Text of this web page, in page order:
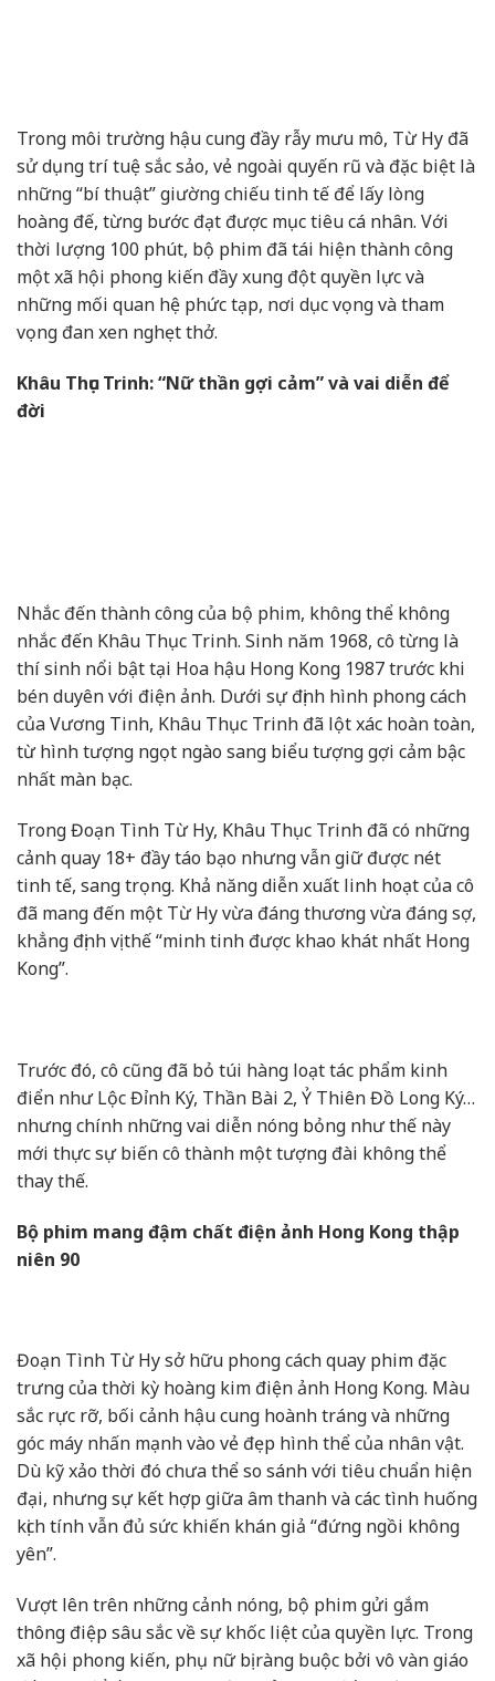
Trong môi trường hậu cung đầy rẫy mưu mô, Từ Hy đã
sử dụng trí tuệ sắc sảo, vẻ ngoài quyến rũ và đặc biệt là
những “bí thuật” giường chiếu tinh tế để lấy lòng
hoàng đế, từng bước đạt được mục tiêu cá nhân. Với
thời lượng 100 phút, bộ phim đã tái hiện thành công
một xã hội phong kiến đầy xung đột quyền lực và
những mối quan hệ phức tạp, nơi dục vọng và tham
vọng đan xen nghẹt thở.
Khâu Thục Trinh: “Nữ thần gợi cảm” và vai diễn để
đời
Nhắc đến thành công của bộ phim, không thể không
nhắc đến Khâu Thục Trinh. Sinh năm 1968, cô từng là
thí sinh nổi bật tại Hoa hậu Hong Kong 1987 trước khi
bén duyên với điện ảnh. Dưới sự định hình phong cách
của Vương Tinh, Khâu Thục Trinh đã lột xác hoàn toàn,
từ hình tượng ngọt ngào sang biểu tượng gợi cảm bậc
nhất màn bạc.
Trong Đoạn Tình Từ Hy, Khâu Thục Trinh đã có những
cảnh quay 18+ đầy táo bạo nhưng vẫn giữ được nét
tinh tế, sang trọng. Khả năng diễn xuất linh hoạt của cô
đã mang đến một Từ Hy vừa đáng thương vừa đáng sợ,
khẳng định vị thế “minh tinh được khao khát nhất Hong
Kong”.
Trước đó, cô cũng đã bỏ túi hàng loạt tác phẩm kinh
điển như Lộc Đỉnh Ký, Thần Bài 2, Ỷ Thiên Đồ Long Ký…
nhưng chính những vai diễn nóng bỏng như thế này
mới thực sự biến cô thành một tượng đài không thể
thay thế.
Bộ phim mang đậm chất điện ảnh Hong Kong thập
niên 90
Đoạn Tình Từ Hy sở hữu phong cách quay phim đặc
trưng của thời kỳ hoàng kim điện ảnh Hong Kong. Màu
sắc rực rỡ, bối cảnh hậu cung hoành tráng và những
góc máy nhấn mạnh vào vẻ đẹp hình thể của nhân vật.
Dù kỹ xảo thời đó chưa thể so sánh với tiêu chuẩn hiện
đại, nhưng sự kết hợp giữa âm thanh và các tình huống
kịch tính vẫn đủ sức khiến khán giả “đứng ngồi không
yên”.
Vượt lên trên những cảnh nóng, bộ phim gửi gắm
thông điệp sâu sắc về sự khốc liệt của quyền lực. Trong
xã hội phong kiến, phụ nữ bị ràng buộc bởi vô vàn giáo